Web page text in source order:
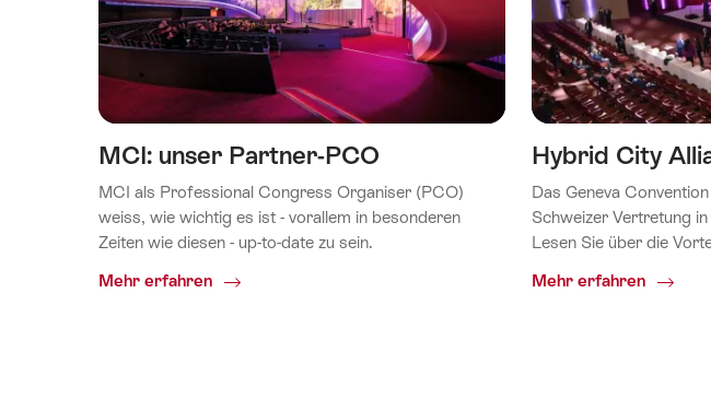
MCI: unser Partner-PCO
MCI als Professional Congress Organiser (PCO)
weiss, wie wichtig es ist - vorallem in besonderen
Zeiten wie diesen - up-to-date zu sein.
Mehr erfahren
Common.Of
Hybrid City
Das Geneva
Schweizer Vertretung
Lesen Sie über die
Mehr erfahren